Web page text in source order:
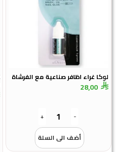
لوكا غراء اظافر صناعية مع الفرشاة
28,00
-
+
أضف الى السلة